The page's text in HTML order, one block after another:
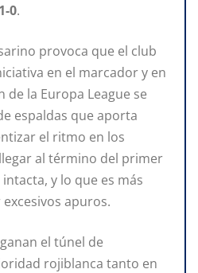
1-0.
provoca que el club
en el marcador y en
de la Europa League se
espaldas que aporta
el ritmo en los
al término del primer
y lo que es más
apuros.
el túnel de
rojiblanca tanto en